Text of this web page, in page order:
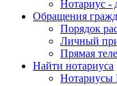
Нотариус -
Обращения
Порядок
Личный
Прямая
Найти нотариуса
Нотариусы